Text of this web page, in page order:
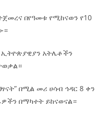
በየዓመቱ የሚከናወን የ10
ኢትዮጵያዊያን አትሌቶችን
በሚል መሪ ሀሳብ ኅዳር 8 ቀን
በማካተት ይከናወናል።